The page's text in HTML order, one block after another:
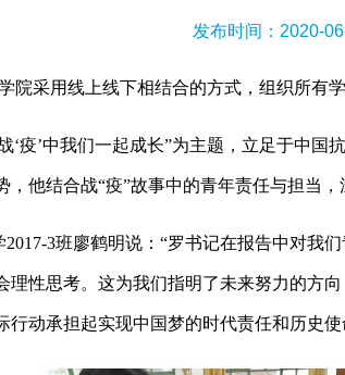
发布时间：2020-
院采用线上线下相结合的方式，组织所有
’中我们一起成长”为主题，立足于中国
，他结合战“疫”故事中的青年责任与担当
3班廖鹤明说：“罗书记在报告中对我
理性思考。这为我们指明了未来努力的方
行动承担起实现中国梦的时代责任和历史使